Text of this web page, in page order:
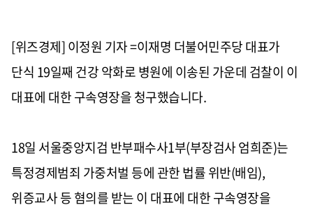
[위즈경제] 이정원 기자 =이재명 더불어민주당 대표가
단식 19일째 건강 악화로 병원에 이송된 가운데 검찰이 이
대표에 대한 구속영장을 청구했습니다.
18일 서울중앙지검 반부패수사1부(부장검사 엄희준)는
특정경제범죄 가중처벌 등에 관한 법률 위반(배임),
위증교사 등 혐의를 받는 이 대표에 대한 구속영장을